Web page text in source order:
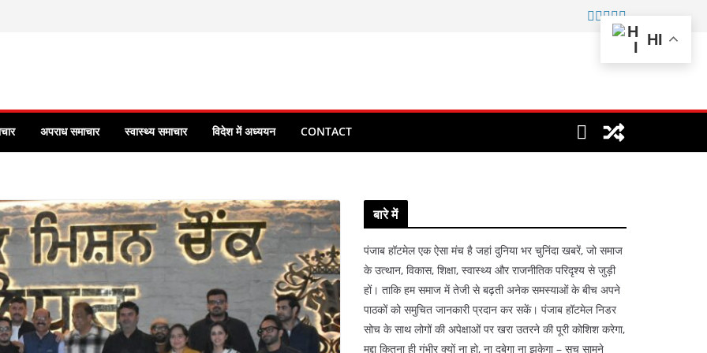
अपराध समाचार स्वास्थ्य समाचार विदेश में अध्ययन CONTACT
बारे में
पंजाब हॉटमेल एक ऐसा मंच है जहां दुनिया भर चुनिंदा खबरें, जो समाज
के उत्थान, विकास, शिक्षा, स्वास्थ्य और राजनीतिक परिदृश्य से जुड़ी
हों। ताकि हम समाज में तेजी से बढ़ती अनेक समस्याओं के बीच अपने
पाठकों को समुचित जानकारी प्रदान कर सकें। पंजाब हॉटमेल निडर
सोच के साथ लोगों की अपेक्षाओं पर खरा उतरने की पूरी कोशिश करेगा,
मुद्दा कितना ही गंभीर क्यों ना हो, ना दबेगा ना झुकेगा – सच सामने
HI